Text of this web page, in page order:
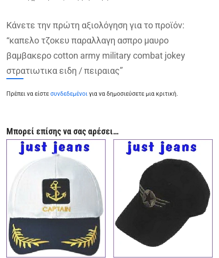
Κάνετε την πρώτη αξιολόγηση για το προϊόν:
“καπελο τζοκευ παραλλαγη ασπρο μαυρο
βαμβακερο cotton army military combat jokey
στρατιωτικα ειδη / πειραιας”
Πρέπει να είστεσυνδεδεμένοιγια να δημοσιεύσετε μια κριτική.
Μπορεί επίσης να σας αρέσει…